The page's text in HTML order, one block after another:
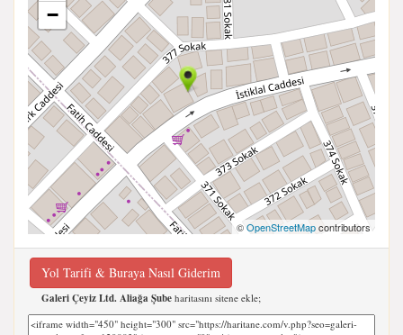
−
©OpenStreetMapcontributors
Yol Tarifi & Buraya Nasıl Giderim
Galeri Çeyiz Ltd. Aliağa Şube haritasını sitene ekle;